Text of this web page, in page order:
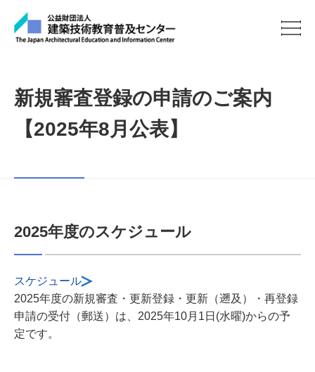
新規審査登録の申請のご案内
【2025年8月公表】
2025年度のスケジュール
スケジュール
2025年度の新規審査・更新登録・更新（遡及）・再登録
申請の受付（郵送）は、2025年10月1日(水曜)からの予
定です。